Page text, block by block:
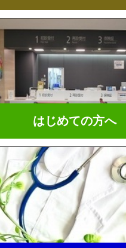
はじめての方へ